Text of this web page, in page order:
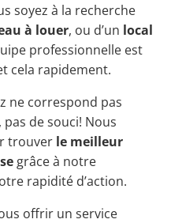
soyez à la recherche
à louer, ou d’un local
professionnelle est
cela rapidement.
ne correspond pas
de souci! Nous
trouver le meilleur
grâce à notre
rapidité d’action.
offrir un service